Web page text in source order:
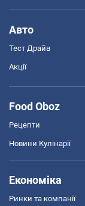
Авто
Тест Драйв
Акції
Food Oboz
Рецепти
Новини Кулінарії
Економіка
Ринки та компанії